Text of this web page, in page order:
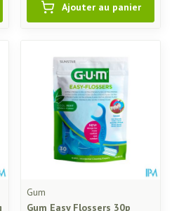
Ajouter au panier
Gum
Gum Easy Flossers 30p